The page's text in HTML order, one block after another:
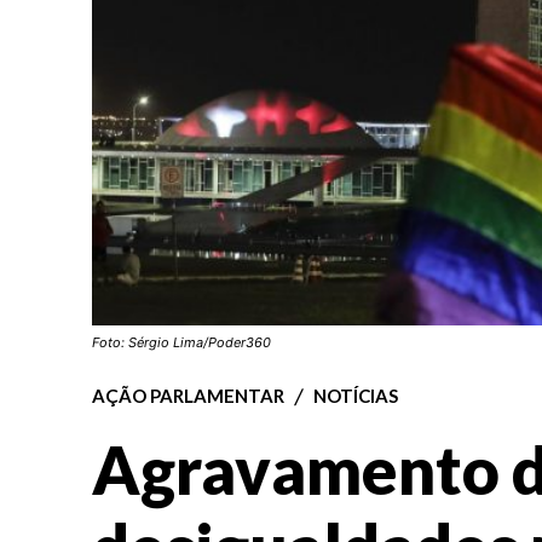
Foto: Sérgio Lima/Poder360
AÇÃO PARLAMENTAR NOTÍCIAS
Agravamento